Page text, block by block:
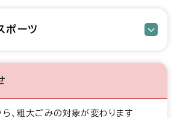
ポーツ
、粗大ごみの対象が変わります